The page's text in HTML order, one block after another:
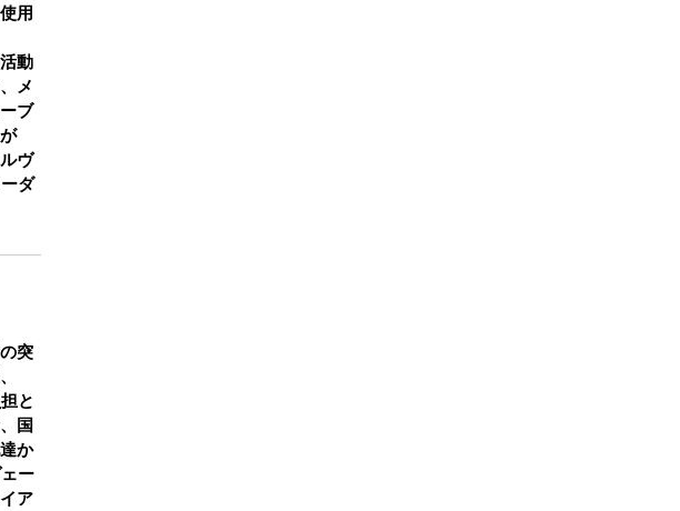
用
動
メ
ブ
ヴ
ダ
突
と
国
か
ー
ア